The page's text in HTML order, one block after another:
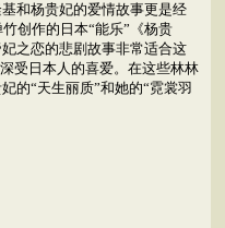
和杨贵妃的爱情故事更是经
创作的日本“能乐”《杨贵
之恋的悲剧故事非常适合这
受日本人的喜爱。在这些林林
的“天生丽质”和她的“霓裳羽